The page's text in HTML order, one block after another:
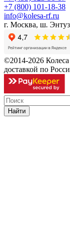
+7 (800) 101-18-38
info@kolesa-rf.ru
г. Москва, ш.
©2014-2026
доставкой по
Найти